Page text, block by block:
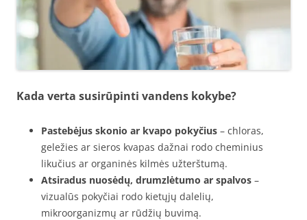
Kada verta susirūpinti vandens kokybe?
Pastebėjus skonio ar kvapo pokyčius – chloras,
geležies ar sieros kvapas dažnai rodo cheminius
likučius ar organinės kilmės užterštumą.
Atsiradus nuosėdų, drumzlėtumo ar spalvos –
vizualūs pokyčiai rodo kietųjų dalelių,
mikroorganizmų ar rūdžių buvimą.